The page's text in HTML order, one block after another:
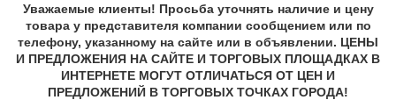
Уважаемые клиенты! Просьба уточнять наличие и цену
товара у представителя компании сообщением или по
телефону, указанному на сайте или в объявлении. ЦЕНЫ
И ПРЕДЛОЖЕНИЯ НА САЙТЕ И ТОРГОВЫХ ПЛОЩАДКАХ В
ИНТЕРНЕТЕ МОГУТ ОТЛИЧАТЬСЯ ОТ ЦЕН И
ПРЕДЛОЖЕНИЙ В ТОРГОВЫХ ТОЧКАХ ГОРОДА!